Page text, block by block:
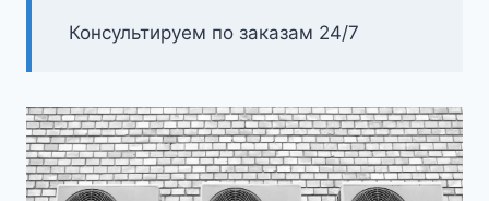
Консультируем по заказам 24/7